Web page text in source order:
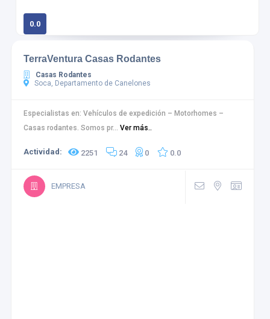
0.0
TerraVentura Casas Rodantes
Casas Rodantes
Soca, Departamento de Canelones
Especialistas en: Vehículos de expedición – Motorhomes –
Casas rodantes. Somos pr... Ver más..
Actividad: 2251 24 0 0.0
EMPRESA